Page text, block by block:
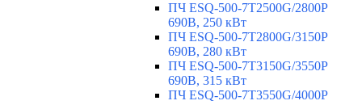
ПЧ ESQ-500-7T2500G/2800P
690В, 250 кВт
ПЧ ESQ-500-7T2800G/3150P
690В, 280 кВт
ПЧ ESQ-500-7T3150G/3550P
690В, 315 кВт
ПЧ ESQ-500-7T3550G/4000P